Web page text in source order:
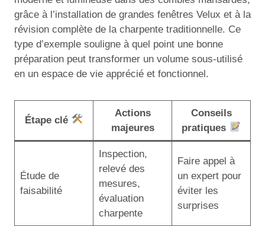
grâce à l’installation de grandes fenêtres Velux et à la
révision complète de la charpente traditionnelle. Ce
type d’exemple souligne à quel point une bonne
préparation peut transformer un volume sous-utilisé
en un espace de vie apprécié et fonctionnel.
Étape clé
Actions
majeures
Conseils
pratiques
Étude de
faisabilité
Inspection,
relevé des
mesures,
évaluation
charpente
Faire appel à
un expert pour
éviter les
surprises